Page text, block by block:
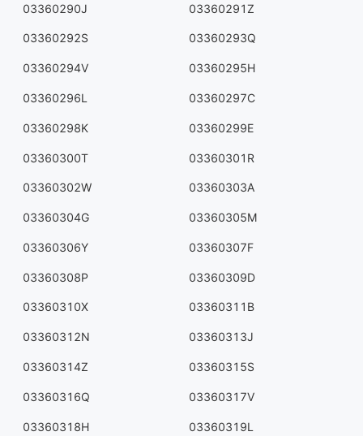
03360290J 03360291Z
03360292S 03360293Q
03360294V 03360295H
03360296L 03360297C
03360298K 03360299E
03360300T 03360301R
03360302W 03360303A
03360304G 03360305M
03360306Y 03360307F
03360308P 03360309D
03360310X 03360311B
03360312N 03360313J
03360314Z 03360315S
03360316Q 03360317V
03360318H 03360319L